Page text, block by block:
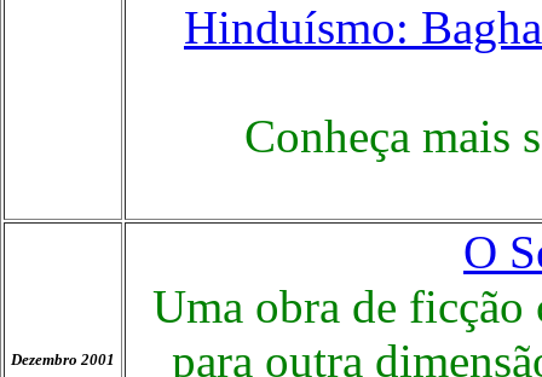
Hinduísmo:
Conheça mais
Dezembro 2001
O
Uma obra de
para outra